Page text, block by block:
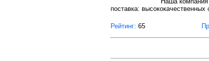
поставка:
Рейтинг: 65